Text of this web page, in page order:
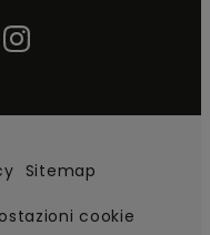
Sitemap
cookie